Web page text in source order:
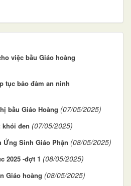
việc bầu Giáo hoàng
tục bảo đảm an ninh
bầu Giáo Hoàng (07/05/2025)
khói đen (07/05/2025)
Ứng Sinh Giáo Phận (08/05/2025)
2025 -đợt 1 (08/05/2025)
Giáo hoàng (08/05/2025)